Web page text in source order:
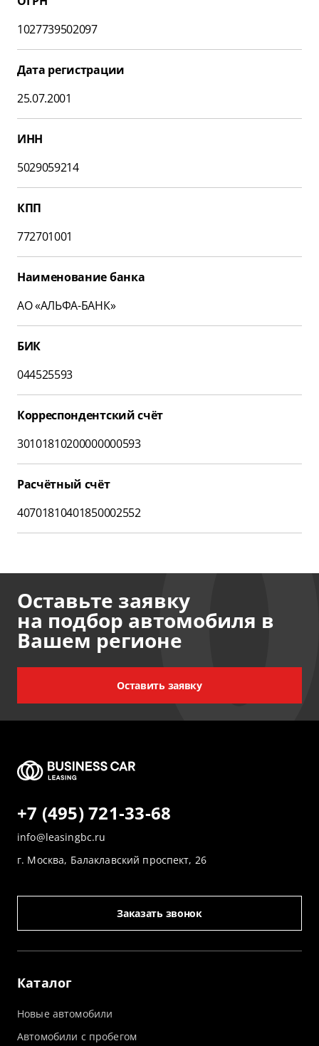
1027739502097
Дата регистрации
25.07.2001
ИНН
5029059214
КПП
772701001
Наименование банка
АО «АЛЬФА-БАНК»
БИК
044525593
Корреспондентский счёт
30101810200000000593
Расчётный счёт
40701810401850002552
Оставьте заявку
на подбор автомобиля в
Вашем регионе
Оставить заявку
Каталог
Новые автомобили
Автомобили с пробегом
+7 (495) 721-33-68
info@leasingbc.ru
г. Москва, Балаклавский проспект, 26
Заказать звонок